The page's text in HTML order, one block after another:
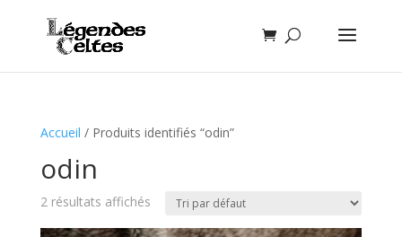
Accueil / Produits identifiés “odin”
odin
2 résultats affichés